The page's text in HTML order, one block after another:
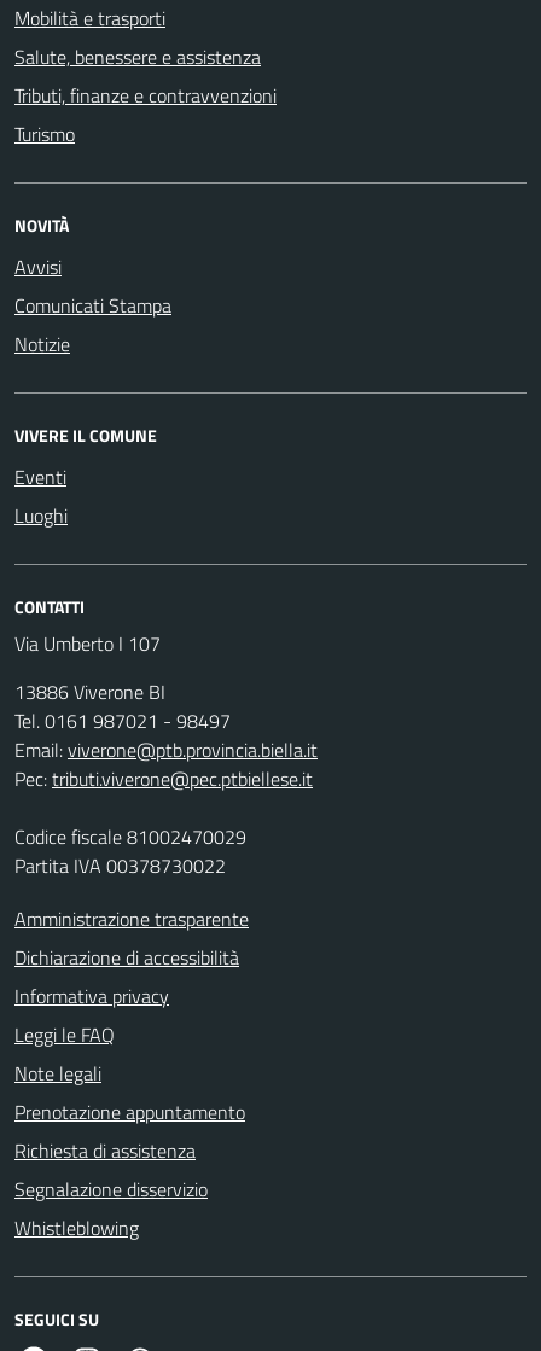
Mobilità e trasporti
Salute, benessere e assistenza
Tributi, finanze e contravvenzioni
Turismo
NOVITÀ
Avvisi
Comunicati Stampa
Notizie
VIVERE IL COMUNE
Eventi
Luoghi
CONTATTI
Via Umberto I 107
13886 Viverone BI
Tel. 0161 987021 - 98497
Email:viverone@ptb.provincia.biella.it
Pec:tributi.viverone@pec.ptbiellese.it
Codice fiscale 81002470029
Partita IVA 00378730022
Amministrazione trasparente
Dichiarazione di accessibilità
Informativa privacy
Leggi le FAQ
Note legali
Prenotazione appuntamento
Richiesta di assistenza
Segnalazione disservizio
Whistleblowing
SEGUICI SU